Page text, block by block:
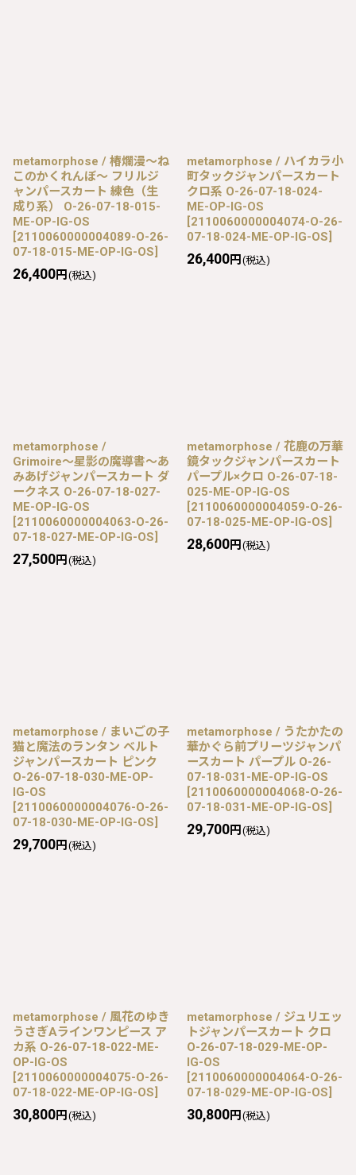
metamorphose / 椿爛漫〜ね
このかくれんぼ〜 フリルジ
ャンパースカート 練色（生
成り系） O-26-07-18-015-
ME-OP-IG-OS
[2110060000004089-O-26-
07-18-015-ME-OP-IG-OS]
26,400円 (税込)
metamorphose / ハイカラ小
町タックジャンパースカート
クロ系 O-26-07-18-024-
ME-OP-IG-OS
[2110060000004074-O-26-
07-18-024-ME-OP-IG-OS]
26,400円 (税込)
metamorphose /
Grimoire〜星影の魔導書〜あ
みあげジャンパースカート ダ
ークネス O-26-07-18-027-
ME-OP-IG-OS
[2110060000004063-O-26-
07-18-027-ME-OP-IG-OS]
27,500円 (税込)
metamorphose / 花鹿の万華
鏡タックジャンパースカート
パープル×クロ O-26-07-18-
025-ME-OP-IG-OS
[2110060000004059-O-26-
07-18-025-ME-OP-IG-OS]
28,600円 (税込)
metamorphose / まいごの子
猫と魔法のランタン ベルト
ジャンパースカート ピンク
O-26-07-18-030-ME-OP-
IG-OS
[2110060000004076-O-26-
07-18-030-ME-OP-IG-OS]
29,700円 (税込)
metamorphose / うたかたの
華かぐら前プリーツジャンパ
ースカート パープル O-26-
07-18-031-ME-OP-IG-OS
[2110060000004068-O-26-
07-18-031-ME-OP-IG-OS]
29,700円 (税込)
metamorphose / 風花のゆき
うさぎAラインワンピース ア
カ系 O-26-07-18-022-ME-
OP-IG-OS
[2110060000004075-O-26-
07-18-022-ME-OP-IG-OS]
30,800円 (税込)
metamorphose / ジュリエッ
トジャンパースカート クロ
O-26-07-18-029-ME-OP-
IG-OS
[2110060000004064-O-26-
07-18-029-ME-OP-IG-OS]
30,800円 (税込)